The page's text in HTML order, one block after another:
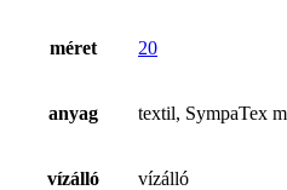
méret 20
anyag textil, SympaTex
vízálló vízálló